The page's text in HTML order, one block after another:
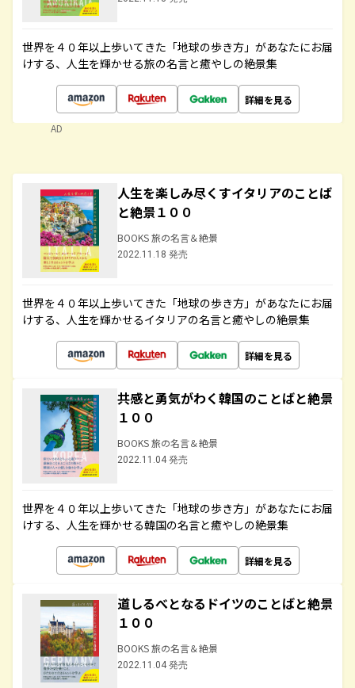
世界を４０年以上歩いてきた「地球の歩き方」があなたにお届
けする、人生を輝かせる旅の名言と癒やしの絶景集
詳細を見る
AD
人生を楽しみ尽くすイタリアのことば
と絶景１００
BOOKS 旅の名言＆絶景
2022.11.18 発売
世界を４０年以上歩いてきた「地球の歩き方」があなたにお届
けする、人生を輝かせるイタリアの名言と癒やしの絶景集
詳細を見る
共感と勇気がわく韓国のことばと絶景
１００
BOOKS 旅の名言＆絶景
2022.11.04 発売
世界を４０年以上歩いてきた「地球の歩き方」があなたにお届
けする、人生を輝かせる韓国の名言と癒やしの絶景集
詳細を見る
道しるべとなるドイツのことばと絶景
１００
BOOKS 旅の名言＆絶景
2022.11.04 発売